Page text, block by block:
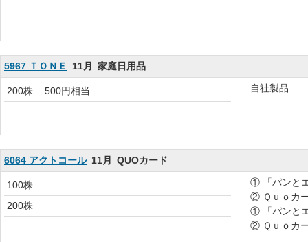
5967 ＴＯＮＥ 11月 家庭日用品
200株 500円相当 自社製品
6064 アクトコール 11月 QUOカード
100株
200株
① 「パンと
② Ｑｕｏカ
① 「パンと
② Ｑｕｏカ